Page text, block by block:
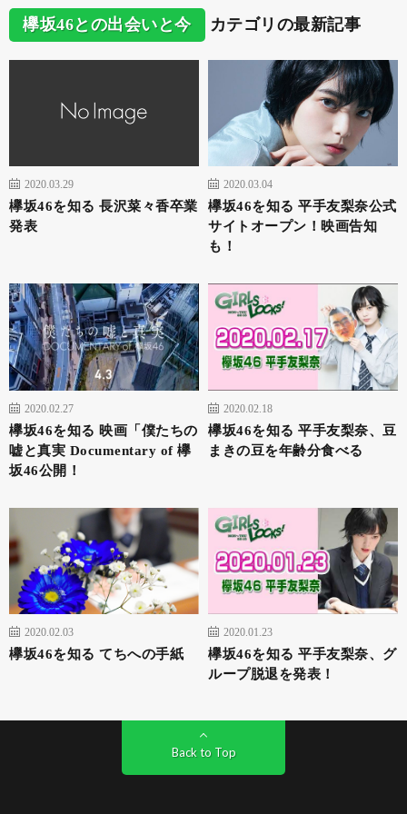
欅坂46との出会いと今 カテゴリの最新記事
2020.03.29
欅坂46を知る 長沢菜々香卒業
発表
2020.03.04
欅坂46を知る 平手友梨奈公式
サイトオープン！映画告知
も！
2020.02.27
欅坂46を知る 映画「僕たちの
嘘と真実 Documentary of 欅
坂46公開！
2020.02.18
欅坂46を知る 平手友梨奈、豆
まきの豆を年齢分食べる
2020.02.03
欅坂46を知る てちへの手紙
2020.01.23
欅坂46を知る 平手友梨奈、グ
ループ脱退を発表！
Back to Top